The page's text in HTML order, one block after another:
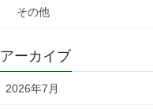
その他
アーカイブ
2026年7月